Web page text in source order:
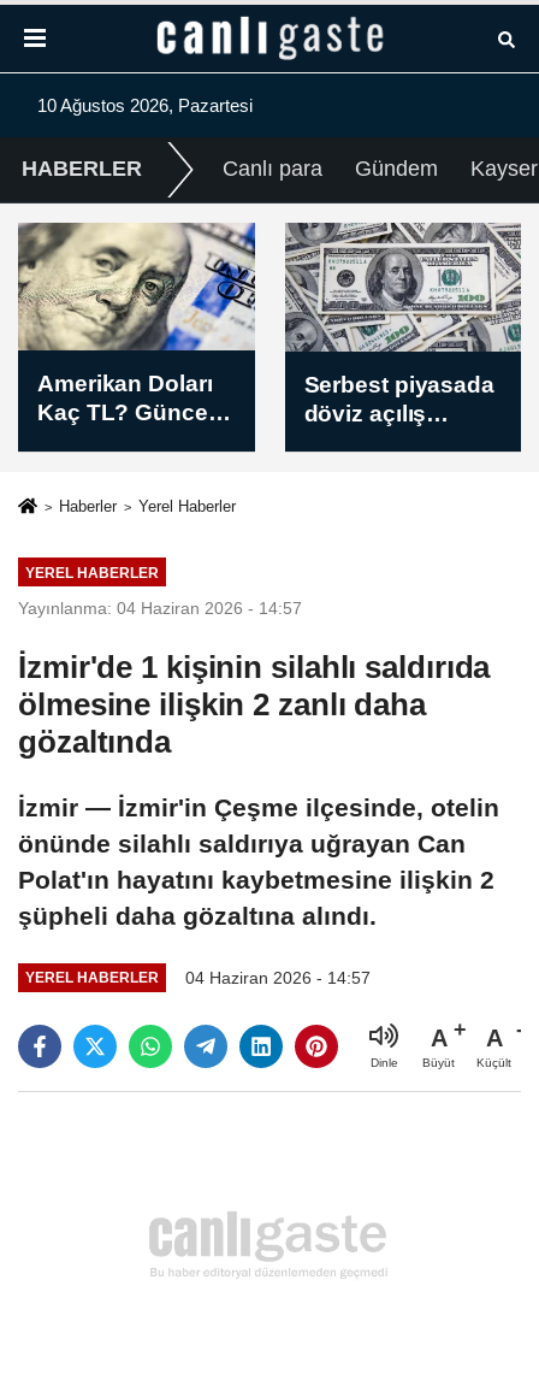
10 Ağustos 2026, Pazartesi
HABERLER Canlı para Gündem
Serbest piyasada
döviz açılış
Sabah
saatlerinden
Haberler Yerel Haberler
YEREL HABERLER
Yayınlanma: 04 Haziran 2026 - 14:57
İzmir'de 1 kişinin silahlı saldırıda
ölmesine ilişkin 2 zanlı daha
gözaltında
İzmir — İzmir'in Çeşme ilçesinde, otelin
önünde silahlı saldırıya uğrayan Can
Polat'ın hayatını kaybetmesine ilişkin 2
şüpheli daha gözaltına alındı.
YEREL HABERLER 04 Haziran 2026 - 14:57
Dinle
A
Büyüt
A
Küçült